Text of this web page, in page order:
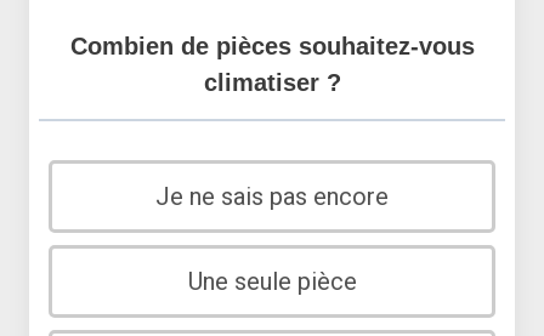
Combien de pièces souhaitez-vous
climatiser ?
Je ne sais pas encore
Une seule pièce